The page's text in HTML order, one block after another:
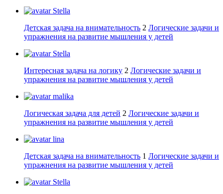
Stella
Детская задача на внимательность 2 Логические задачи и
упражнения на развитие мышления у детей
Stella
Интересная задача на логику 2 Логические задачи и
упражнения на развитие мышления у детей
malika
Логическая задача для детей 2 Логические задачи и
упражнения на развитие мышления у детей
lina
Детская задача на внимательность 1 Логические задачи и
упражнения на развитие мышления у детей
Stella